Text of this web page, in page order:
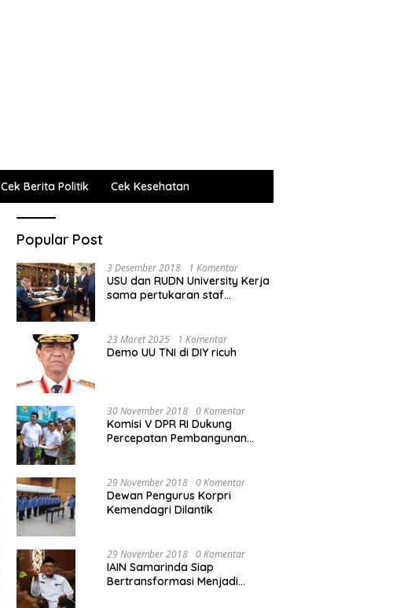
Cek Berita Politik Cek Kesehatan
Popular Post
3 Desember 2018 1 Komentar
USU dan RUDN University Kerja
sama pertukaran staf
23 Maret 2025 1 Komentar
Demo UU TNI di DIY ricuh
30 November 2018 0 Komentar
Komisi V DPR RI Dukung
Percepatan Pembangunan
29 November 2018 0 Komentar
Dewan Pengurus Korpri
Kemendagri Dilantik
29 November 2018 0 Komentar
IAIN Samarinda Siap
Bertransformasi Menjadi